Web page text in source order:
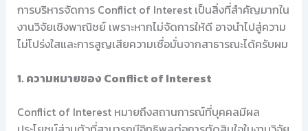
การบริหารจัดการ Conflict of Interest เป็นสิ่งที่สำคัญมากใน
งานวิจัยเชิงพาณิชย์ เพราะหากไม่จัดการให้ดี อาจนำไปสู่ความ
ไม่โปร่งใสและการสูญเสียความเชื่อมั่นจากสาธารณะได้ครับผม
1. ความหมายของ Conflict of Interest
Conflict of Interest หมายถึงสถานการณ์ที่บุคคลมีผล